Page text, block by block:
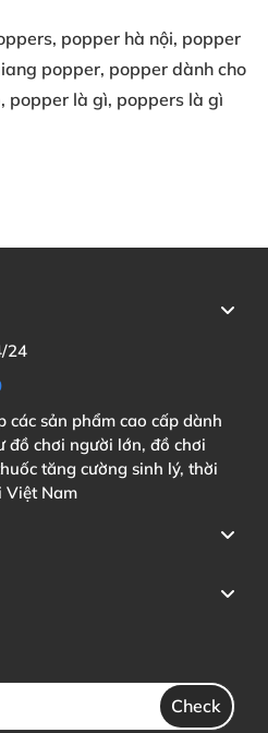
, popper hà nội, popper
popper, popper dành cho
, popper là gì, poppers là gì
24
các sản phẩm cao cấp dành
đồ chơi người lớn, đồ chơi
tăng cường sinh lý, thời
Việt Nam
Check